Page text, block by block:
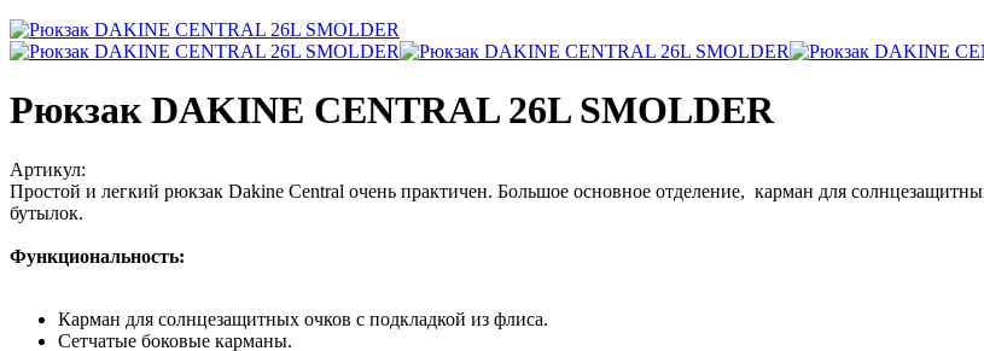
Рюкзак DAKINE CENTRAL 26L SMOLDER
Артикул:
Простой и легкий рюкзак Dakine Central очень практичен. Большое основное отделение, карман для
бутылок.
Функциональность:
Карман для солнцезащитных очков с подкладкой из флиса.
Сетчатые боковые карманы.